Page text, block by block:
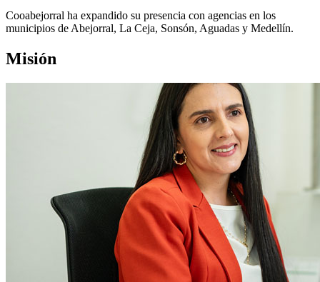
Cooabejorral ha expandido su presencia con agencias en los
municipios de Abejorral, La Ceja, Sonsón, Aguadas y Medellín.
Misión